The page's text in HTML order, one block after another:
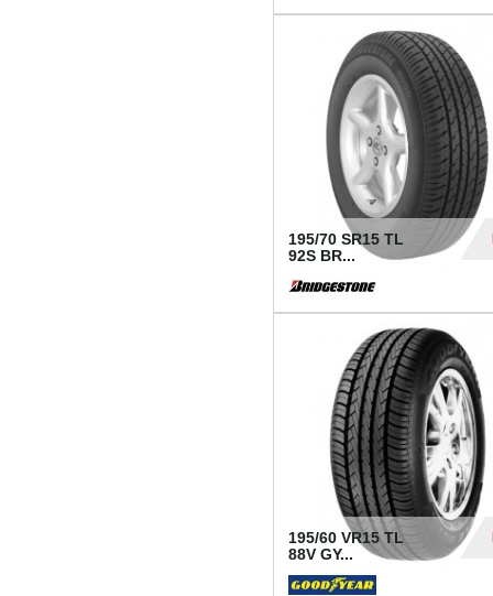
195/70 SR15 TL
92S BR...
195/60 VR15 TL
88V GY...